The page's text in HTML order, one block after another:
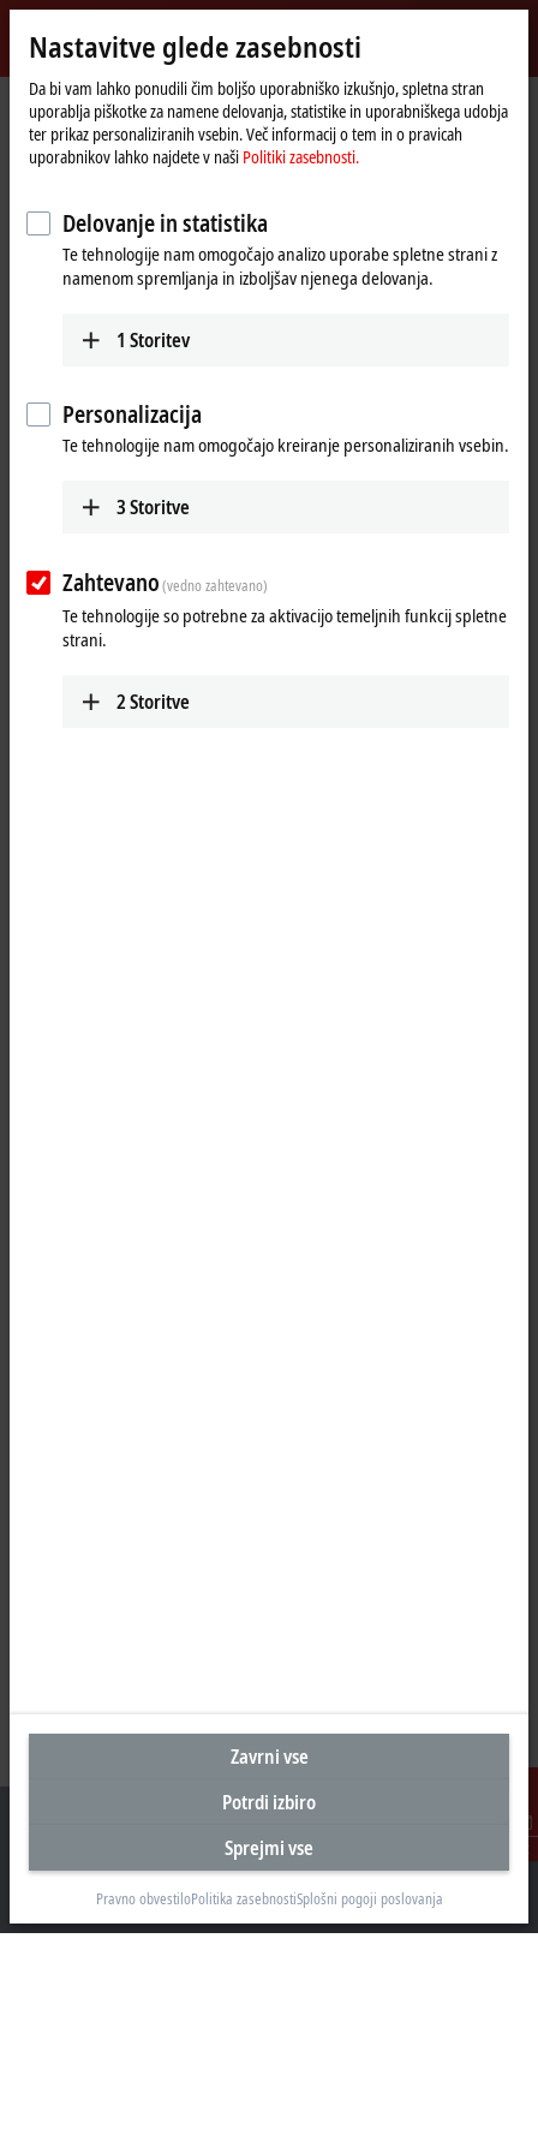
Beckhoff
-
New
Automation
Technology
myBeckhoff
Domača
stran
Products I/O Fieldbus Box and IO-Link box
IO-Link box
EPIxxxx | industrial housing
Kontakt
EPI3xxx | Fieldbus Box, Analog input
EPI3xxx | Analog input
Signal
±10 V, 0/4…20 mA EPI3174-0002
parameterizable,
EPI3188-0022
Sedež Slovenija
Nastavitve glede zasebnosti
Da bi vam lahko ponudili čim boljšo uporabniško izkušnjo, spletna stran
uporablja piškotke za namene delovanja, statistike in uporabniškega udobja
ter prikaz personaliziranih vsebin. Več informacij o tem in o pravicah
uporabnikov lahko najdete v naši Politiki zasebnosti.
Delovanje in statistika
Te tehnologije nam omogočajo analizo uporabe spletne strani z
namenom spremljanja in izboljšav njenega delovanja.
1 Storitev
Personalizacija
Te tehnologije nam omogočajo kreiranje personaliziranih vsebin.
3Storitve
Zahtevano(vedno zahtevano)
Te tehnologije so potrebne za aktivacijo temeljnih funkcij spletne
strani.
2Storitve
Zavrni vse
Potrdi izbiro
Sprejmi vse
Pravno obvestiloPolitika zasebnostiSplošni pogoji poslovanja